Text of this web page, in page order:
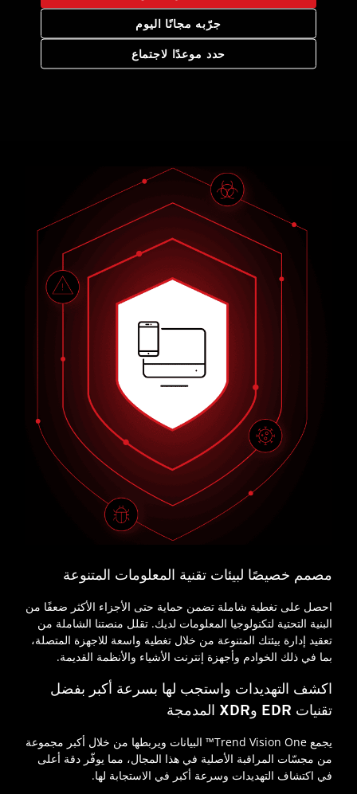
جرّبه مجانًا اليوم
حدد موعدًا لاجتماع
مصمم خصيصًا لبيئات تقنية المعلومات المتنوعة
احصل على تغطية شاملة تضمن حماية حتى الأجزاء الأكثر ضعفًا من
البنية التحتية لتكنولوجيا المعلومات لديك. تقلل منصتنا الشاملة من
تعقيد إدارة بيئتك المتنوعة من خلال تغطية واسعة للاجهزة المتصلة،
بما في ذلك الخوادم وأجهزة إنترنت الأشياء والأنظمة القديمة.
اكشف التهديدات واستجب لها بسرعة أكبر بفضل
تقنيات EDR وXDR المدمجة
يجمع Trend Vision One™ البيانات ويربطها من خلال أكبر مجموعة
من مجسّات المراقبة الأصلية في هذا المجال، مما يوفّر دقة أعلى
في اكتشاف التهديدات وسرعة أكبر في الاستجابة لها.